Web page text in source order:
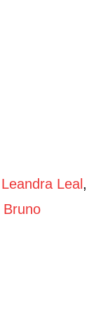
Leandra Leal ,
Bruno